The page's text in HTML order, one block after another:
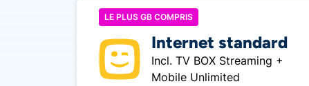
LE PLUS GB COMPRIS
Internet standard
Incl. TV BOX Streaming +
Mobile Unlimited